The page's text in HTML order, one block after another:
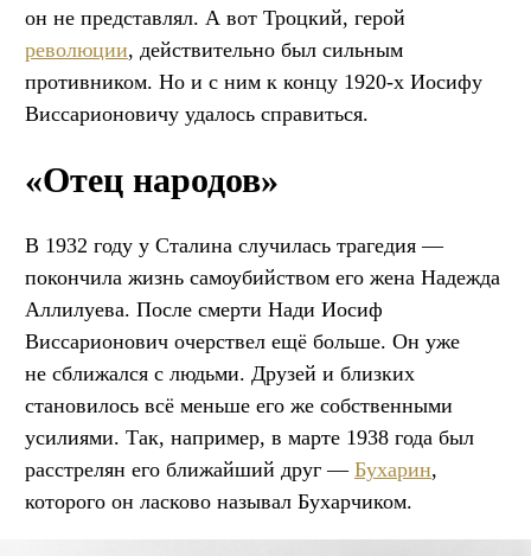
он не представлял. А вот Троцкий, герой
революции, действительно был сильным
противником. Но и с ним к концу 1920-х Иосифу
Виссарионовичу удалось справиться.
«Отец народов»
В 1932 году у Сталина случилась трагедия —
покончила жизнь самоубийством его жена Надежда
Аллилуева. После смерти Нади Иосиф
Виссарионович очерствел ещё больше. Он уже
не сближался с людьми. Друзей и близких
становилось всё меньше его же собственными
усилиями. Так, например, в марте 1938 года был
расстрелян его ближайший друг — Бухарин,
которого он ласково называл Бухарчиком.